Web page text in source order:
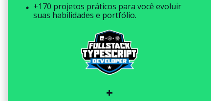
+170 projetos práticos para você evoluir
suas habilidades e portfólio.
+